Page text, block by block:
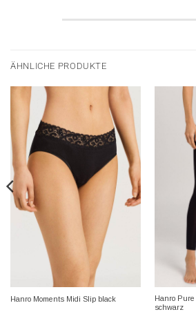
ÄHNLICHE PRODUKTE
Hanro Moments Midi Slip black
Hanro
schwarz